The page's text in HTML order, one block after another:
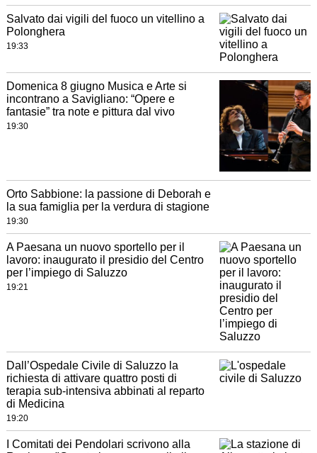
Salvato dai vigili del fuoco un vitellino a
Polonghera
19:33
Domenica 8 giugno Musica e Arte si
incontrano a Savigliano: “Opere e
fantasie” tra note e pittura dal vivo
19:30
Orto Sabbione: la passione di Deborah e
la sua famiglia per la verdura di stagione
19:30
A Paesana un nuovo sportello per il
lavoro: inaugurato il presidio del Centro
per l’impiego di Saluzzo
19:21
Dall’Ospedale Civile di Saluzzo la
richiesta di attivare quattro posti di
terapia sub-intensiva abbinati al reparto
di Medicina
19:20
I Comitati dei Pendolari scrivono alla